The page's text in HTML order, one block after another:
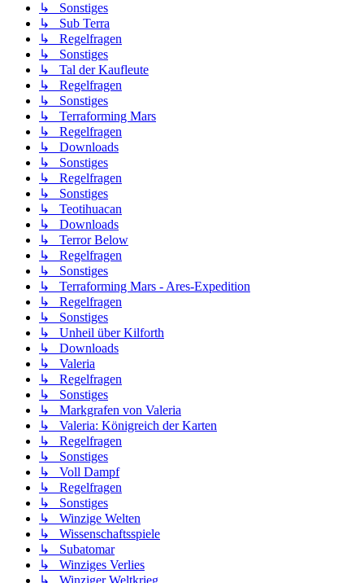
↳ Sonstiges
↳ Sub Terra
↳ Regelfragen
↳ Sonstiges
↳ Tal der Kaufleute
↳ Regelfragen
↳ Sonstiges
↳ Terraforming Mars
↳ Regelfragen
↳ Downloads
↳ Sonstiges
↳ Regelfragen
↳ Sonstiges
↳ Teotihuacan
↳ Downloads
↳ Terror Below
↳ Regelfragen
↳ Sonstiges
↳ Terraforming Mars - Ares-Expedition
↳ Regelfragen
↳ Sonstiges
↳ Unheil über Kilforth
↳ Downloads
↳ Valeria
↳ Regelfragen
↳ Sonstiges
↳ Markgrafen von Valeria
↳ Valeria: Königreich der Karten
↳ Regelfragen
↳ Sonstiges
↳ Voll Dampf
↳ Regelfragen
↳ Sonstiges
↳ Winzige Welten
↳ Wissenschaftsspiele
↳ Subatomar
↳ Winziges Verlies